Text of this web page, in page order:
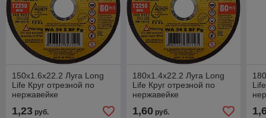
150х1.6х22.2 Луга Long
Life Круг отрезной по
нержавейке
1,23 руб.
180х1.4х22.2 Луга Long
Life Круг отрезной по
нержавейке
1,60руб.